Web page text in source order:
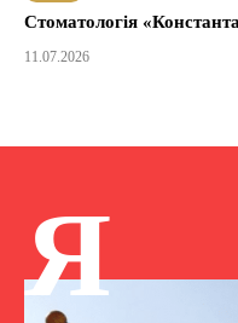
Стоматологія
11.07.2026
Я